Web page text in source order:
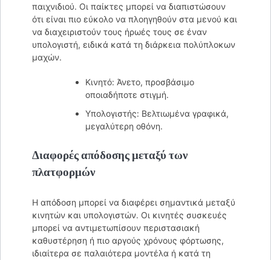
παιχνιδιού. Οι παίκτες μπορεί να διαπιστώσουν
ότι είναι πιο εύκολο να πλοηγηθούν στα μενού και
να διαχειριστούν τους ήρωές τους σε έναν
υπολογιστή, ειδικά κατά τη διάρκεια πολύπλοκων
μαχών.
Κινητό: Άνετο, προσβάσιμο
οποιαδήποτε στιγμή.
Υπολογιστής: Βελτιωμένα γραφικά,
μεγαλύτερη οθόνη.
Διαφορές απόδοσης μεταξύ των
πλατφορμών
Η απόδοση μπορεί να διαφέρει σημαντικά μεταξύ
κινητών και υπολογιστών. Οι κινητές συσκευές
μπορεί να αντιμετωπίσουν περιστασιακή
καθυστέρηση ή πιο αργούς χρόνους φόρτωσης,
ιδιαίτερα σε παλαιότερα μοντέλα ή κατά τη